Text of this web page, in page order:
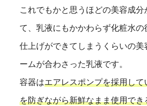
これでもかと思うほどの美容成分
て、乳液にもかかわらず化粧水の
仕上げができてしまうくらいの美
ームが合わさった乳液です。
容器はエアレスポンプを採用して
を防ぎながら新鮮なまま使用でき